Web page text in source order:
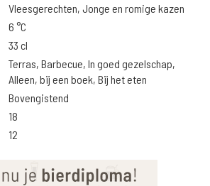
Vleesgerechten, Jonge en romige kazen
6 °C
33 cl
Terras, Barbecue, In goed gezelschap,
Alleen, bij een boek, Bij het eten
Bovengistend
18
12